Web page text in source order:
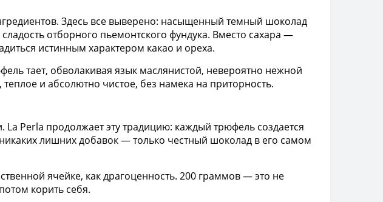
Здесь все выверено: насыщенный темный шоколад
отборного пьемонтского фундука. Вместо сахара —
истинным характером какао и ореха.
тает, обволакивая язык маслянистой, невероятно нежной
и абсолютно чистое, без намека на приторность.
Perla продолжает эту традицию: каждый трюфель создается
лишних добавок — только честный шоколад в его самом
ячейке, как драгоценность. 200 граммов — это не
корить себя.